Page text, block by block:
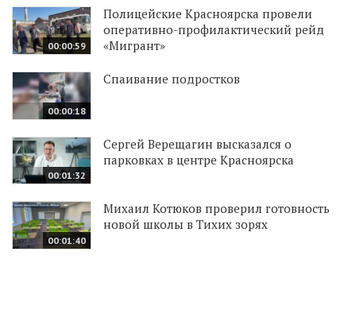
00:00:59
Полицейские Красноярска провели
оперативно-профилактический рейд
«Мигрант»
00:00:18
Спаивание подростков
00:01:32
Сергей Верещагин высказался о
парковках в центре Красноярска
00:01:40
Михаил Котюков проверил готовность
новой школы в Тихих зорях